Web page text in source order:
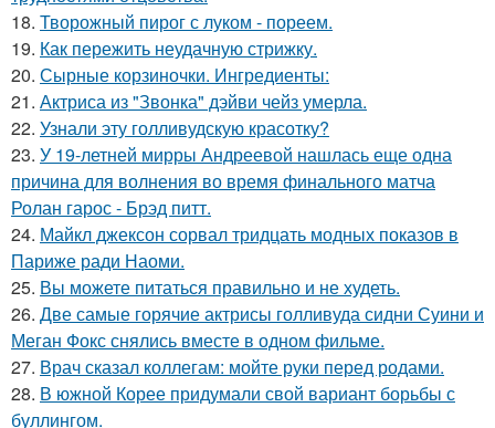
18. Творожный пирог с луком - пореем.
19. Как пережить неудачную стрижку.
20. Сырные корзиночки. Ингредиенты:
21. Актриса из "Звонка" дэйви чейз умерла.
22. Узнали эту голливудскую красотку?
23. У 19-летней мирры Андреевой нашлась еще одна
причина для волнения во время финального матча
Ролан гарос - Брэд питт.
24. Майкл джексон сорвал тридцать модных показов в
Париже ради Наоми.
25. Вы можете питаться правильно и не худеть.
26. Две самые горячие актрисы голливуда сидни Суини и
Меган Фокс снялись вместе в одном фильме.
27. Врач сказал коллегам: мойте руки перед родами.
28. В южной Корее придумали свой вариант борьбы с
буллингом.